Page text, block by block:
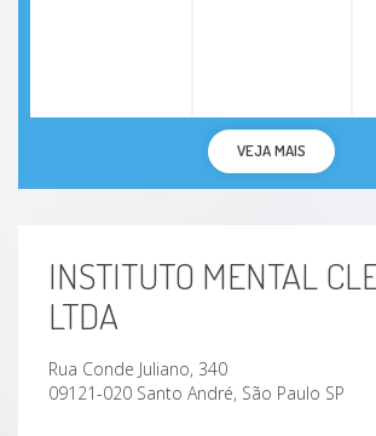
VEJA MAIS
INSTITUTO MENTAL
LTDA
Rua Conde Juliano, 340
09121-020 Santo André, São Paulo SP